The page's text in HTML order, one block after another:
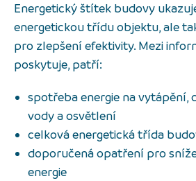
Energetický štítek budovy
energetickou třídu objektu, ale
pro zlepšení efektivity. Mezi
poskytuje, patří:
spotřeba energie na vytápění,
vody a osvětlení
celková energetická třída
doporučená opatření pro
energie